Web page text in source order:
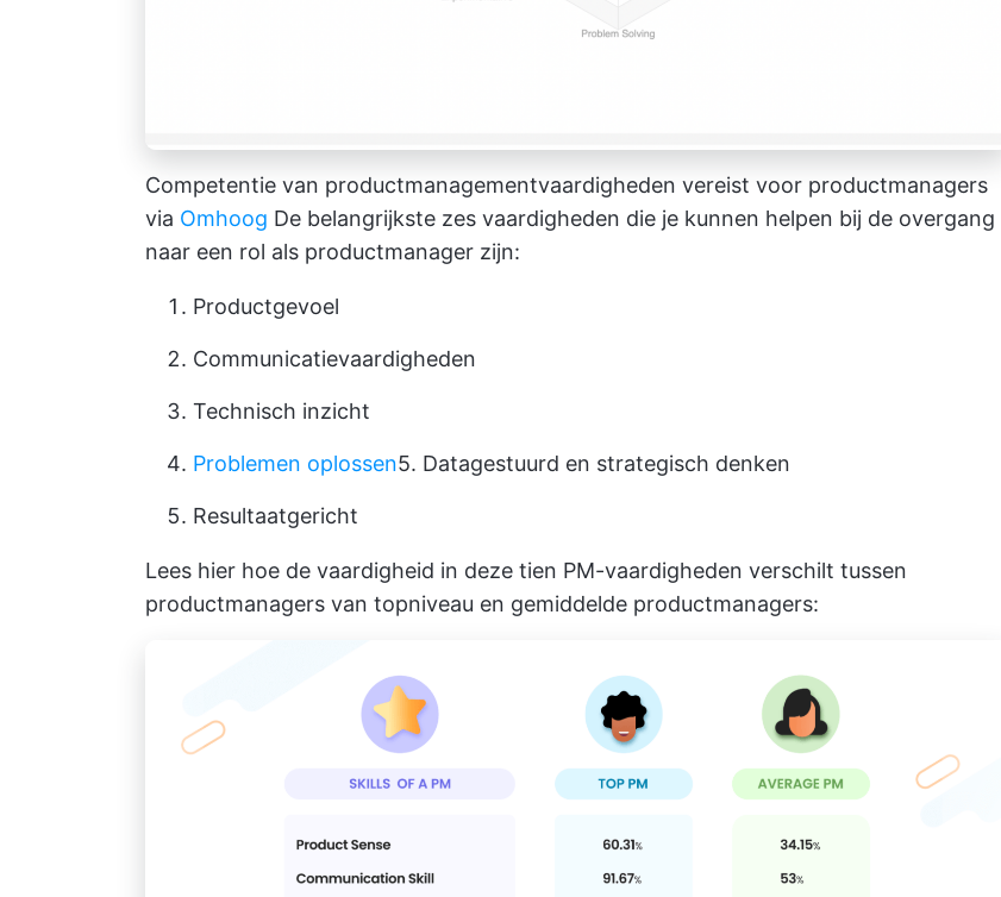
Competentie van productmanagementvaardigheden vereist voor productmanagers
via Omhoog De belangrijkste zes vaardigheden die je kunnen helpen bij de overgang
naar een rol als productmanager zijn:
Productgevoel
Communicatievaardigheden
Technisch inzicht
Problemen oplossen5. Datagestuurd en strategisch denken
Resultaatgericht
Lees hier hoe de vaardigheid in deze tien PM-vaardigheden verschilt tussen
productmanagers van topniveau en gemiddelde productmanagers: